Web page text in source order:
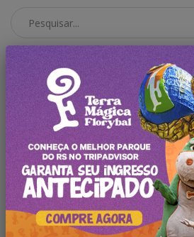
Pesquisar no Blog
Categorias
Todas Publicações
Gramado